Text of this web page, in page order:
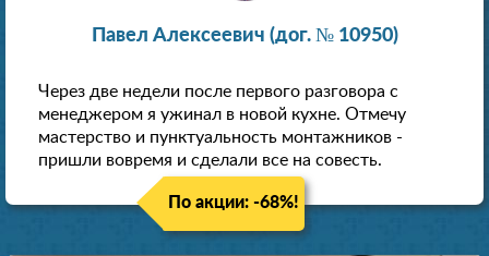
Павел Алексеевич (дог. № 10950)
Через две недели после первого разговора с
менеджером я ужинал в новой кухне. Отмечу
мастерство и пунктуальность монтажников -
пришли вовремя и сделали все на совесть.
По акции: -68%!